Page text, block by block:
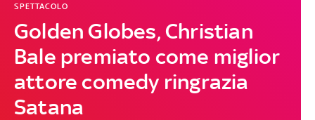
Golden Globes, Christian
Bale premiato come miglior
attore comedy ringrazia
Satana
SPETTACOLO